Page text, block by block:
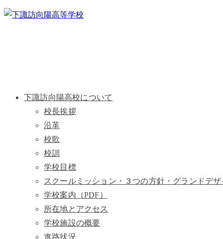
下諏訪向陽高校について
校長挨拶
沿革
校歌
校訓
学校目標
スクールミッション・３つの方針・グランドデザ
学校案内（PDF）
所在地とアクセス
学校施設の概要
進路状況